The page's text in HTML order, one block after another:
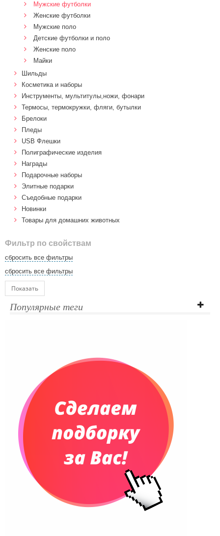
Мужские футболки
Женские футболки
Мужские поло
Детские футболки и поло
Женские поло
Майки
Шильды
Косметика и наборы
Инструменты, мультитулы,ножи, фонари
Термосы, термокружки, фляги, бутылки
Брелоки
Пледы
USB Флешки
Полиграфические изделия
Награды
Подарочные наборы
Элитные подарки
Cъедобные подарки
Новинки
Товары для домашних животных
Фильтр по свойствам
сбросить все фильтры
сбросить все фильтры
Показать
Популярные теги